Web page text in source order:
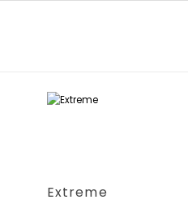
Questo prodotto ha più varianti. Le opzioni possono essere scelte nella pagina del prodotto
Extreme